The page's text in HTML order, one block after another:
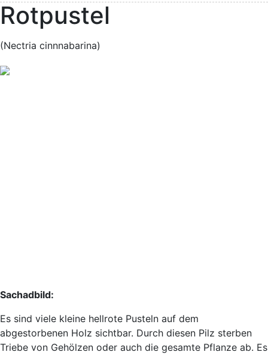
Rotpustel
(Nectria cinnnabarina)
Sachadbild:
Es sind viele kleine hellrote Pusteln auf dem
abgestorbenen Holz sichtbar. Durch diesen Pilz sterben
Triebe von Gehölzen oder auch die gesamte Pflanze ab. Es